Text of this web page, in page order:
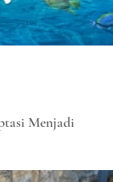
Menjadi